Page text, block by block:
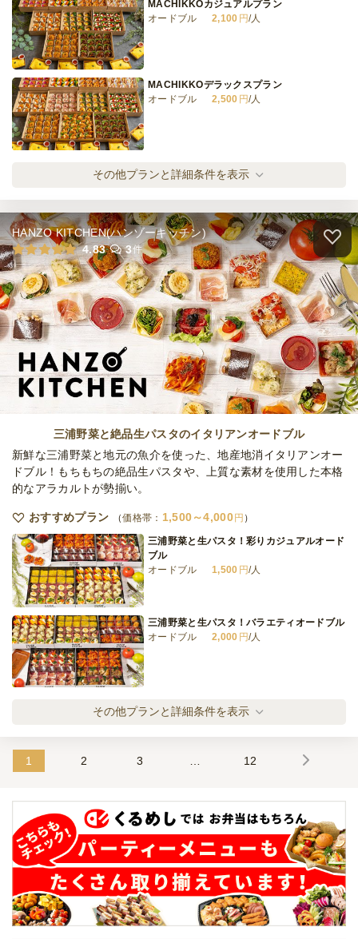
MACHIKKOカジュアルプラン
オードブル
2,100 円/人
MACHIKKOデラックスプラン
オードブル
2,500 円/人
MACHIKKOスペシャルプラン
オードブル
3,000円/人
TAMAGOカジュアルプラン
オードブル
1,600円/人
TAMAGOデラックスプラン
オードブル
2,000円
TAMAGOスペシャルプラン
全てのプランを見る（7件）
オードブル
締切 3日前19時
※定休日を除く営業日換算
定休日 日
最低ご注文金額 16,000円
その他プランと詳細条件を表示
HANZO KITCHEN(ハンゾーキッチン)
4.83
3件
三浦野菜と絶品生パスタのイタリアンオードブル
新鮮な三浦野菜と地元の魚介を使った、地産地消イタリアンオー
ドブル！もちもちの絶品生パスタや、上質な素材を使用した本格
的なアラカルトが勢揃い。
おすすめプラン 価格帯： 1,500～4,000 円
三浦野菜と生パスタ！彩りカジュアルオード
ブル
オードブル
1,500 円/人
三浦野菜と生パスタ！バラエティオードブル
オードブル
2,000 円/人
三浦野菜と生パスタ！シェフのこだわりオー
ドブル
ドブル
オードブル
3,000円/人
三浦野菜と生パスタ！豪華プレミアムオード
ブル
オードブル
4,000円/人
その他プランと詳細条件を表示
1 2 3 12